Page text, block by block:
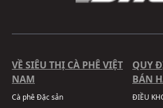
VỀ SIÊU THỊ CÀ PHÊ VIỆT
NAM
Cà phê Đặc sản
QUY
BÁN
ĐIỀU